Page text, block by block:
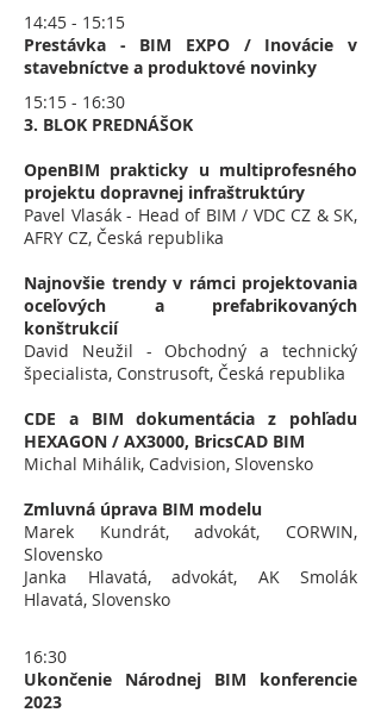
14:45 - 15:15
Prestávka - BIM EXPO / Inovácie v
stavebníctve a produktové novinky
15:15 - 16:30
3. BLOK PREDNÁŠOK
OpenBIM prakticky u multiprofesného
projektu dopravnej infraštruktúry
Pavel Vlasák - Head of BIM / VDC CZ & SK,
AFRY CZ, Česká republika
Najnovšie trendy v rámci projektovania
oceľových a prefabrikovaných
konštrukcií
David Neužil - Obchodný a technický
špecialista, Construsoft, Česká republika
CDE a BIM dokumentácia z pohľadu
HEXAGON / AX3000, BricsCAD BIM
Michal Mihálik, Cadvision, Slovensko
Zmluvná úprava BIM modelu
Marek Kundrát, advokát, CORWIN,
Slovensko
Janka Hlavatá, advokát, AK Smolák
Hlavatá, Slovensko
16:30
Ukončenie Národnej BIM konferencie
2023